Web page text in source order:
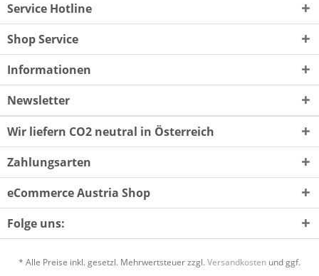
Service Hotline
Shop Service
Informationen
Newsletter
Wir liefern CO2 neutral in Österreich
Zahlungsarten
eCommerce Austria Shop
Folge uns:
* Alle Preise inkl. gesetzl. Mehrwertsteuer zzgl.Versandkosten und ggf.